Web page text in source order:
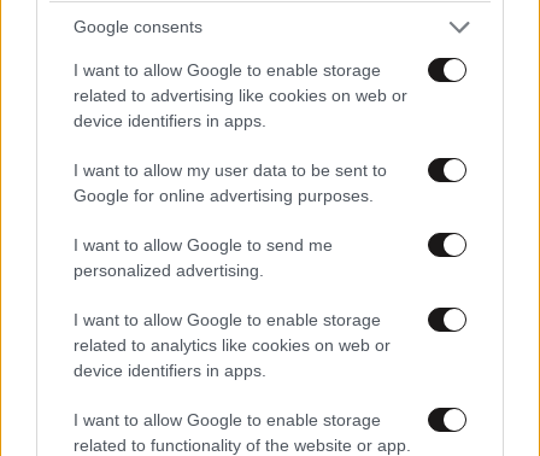
Google consents
I want to allow Google to enable storage
related to advertising like cookies on web or
device identifiers in apps.
I want to allow my user data to be sent to
Google for online advertising purposes.
I want to allow Google to send me
personalized advertising.
I want to allow Google to enable storage
related to analytics like cookies on web or
device identifiers in apps.
I want to allow Google to enable storage
related to functionality of the website or app.
Νία Βαρντάλος – Σπύρος Κατσαγάνης: Μια
σχέση που θυμίζει σενάριο ταινίας και μετρά